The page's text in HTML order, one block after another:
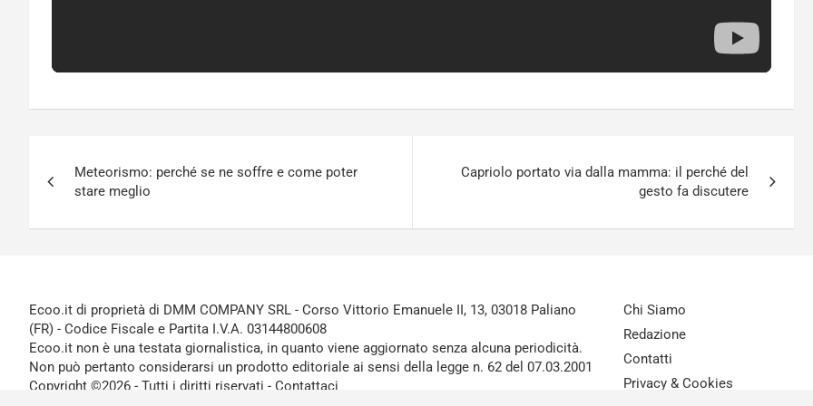
articoli
Meteorismo: perché se ne soffre e come poter
stare meglio
Capriolo portato via dalla mamma: il perché del
gesto fa discutere
Ecoo.it di proprietà di DMM COMPANY SRL - Corso Vittorio Emanuele II, 13, 03018 Paliano
(FR) - Codice Fiscale e Partita I.V.A. 03144800608
Ecoo.it non è una testata giornalistica, in quanto viene aggiornato senza alcuna periodicità.
Non può pertanto considerarsi un prodotto editoriale ai sensi della legge n. 62 del 07.03.2001
Copyright ©2026 - Tutti i diritti riservati - Contattaci
Chi Siamo
Redazione
Contatti
Privacy & Cookies